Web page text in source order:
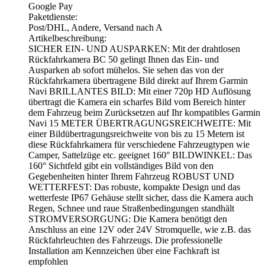
Google Pay
Paketdienste:
Post/DHL, Andere, Versand nach A
Artikelbeschreibung:
SICHER EIN- UND AUSPARKEN: Mit der drahtlosen
Rückfahrkamera BC 50 gelingt Ihnen das Ein- und
Ausparken ab sofort mühelos. Sie sehen das von der
Rückfahrkamera übertragene Bild direkt auf Ihrem Garmin
Navi BRILLANTES BILD: Mit einer 720p HD Auflösung
übertragt die Kamera ein scharfes Bild vom Bereich hinter
dem Fahrzeug beim Zurücksetzen auf Ihr kompatibles Garmin
Navi 15 METER ÜBERTRAGUNGSREICHWEITE: Mit
einer Bildübertragungsreichweite von bis zu 15 Metern ist
diese Rückfahrkamera für verschiedene Fahrzeugtypen wie
Camper, Sattelzüge etc. geeignet 160° BILDWINKEL: Das
160° Sichtfeld gibt ein vollständiges Bild von den
Gegebenheiten hinter Ihrem Fahrzeug ROBUST UND
WETTERFEST: Das robuste, kompakte Design und das
wetterfeste IP67 Gehäuse stellt sicher, dass die Kamera auch
Regen, Schnee und raue Straßenbedingungen standhält
STROMVERSORGUNG: Die Kamera benötigt den
Anschluss an eine 12V oder 24V Stromquelle, wie z.B. das
Rückfahrleuchten des Fahrzeugs. Die professionelle
Installation am Kennzeichen über eine Fachkraft ist
empfohlen